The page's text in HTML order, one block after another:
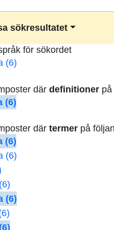
sökresultatet
för sökordet
(6)
därdefinitioner
(6)
därtermer på
(6)
(6)
(6)